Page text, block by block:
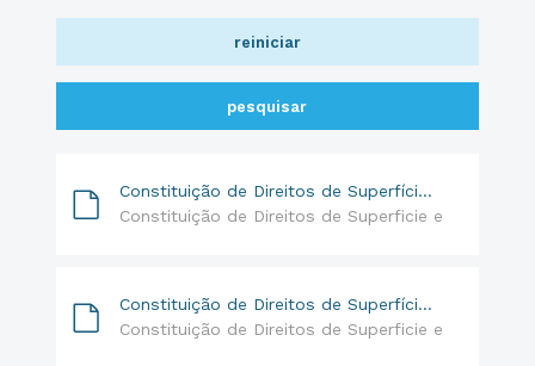
reiniciar
pesquisar
Constituição de Direitos de Superfície e Similares 2017
Constituição de Direitos de Superficie e Similares
Constituição de Direitos de Superfície e Similares 2016
Constituição de Direitos de Superficie e Similares